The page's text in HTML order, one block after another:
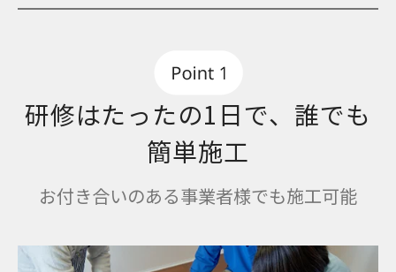
研修はたったの1日で、誰でも
簡単施工
お付き合いのある事業者様でも施工可能